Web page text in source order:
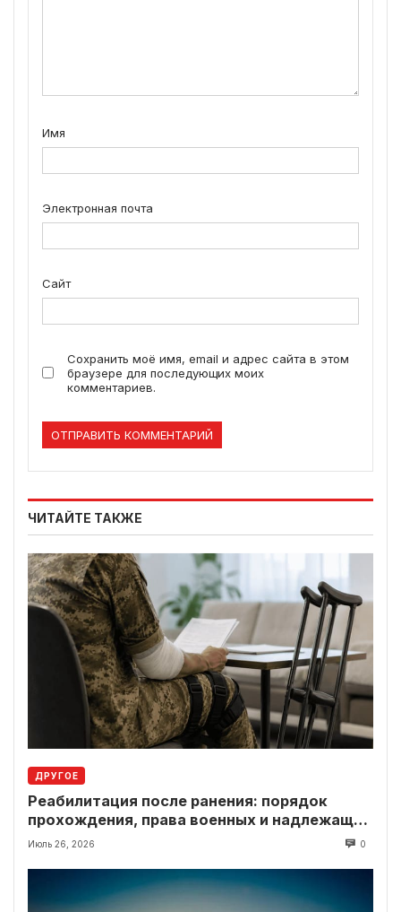
Имя
Электронная почта
Сайт
Сохранить моё имя, email и адрес сайта в этом
браузере для последующих моих
комментариев.
ЧИТАЙТЕ ТАКЖЕ
ДРУГОЕ
Реабилитация после ранения: порядок
прохождения, права военных и надлежащие
выплаты
Июль 26, 2026 0